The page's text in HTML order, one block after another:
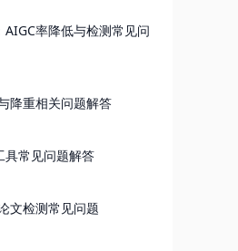
率降低与检测常见问
降重相关问题解答
具常见问题解答
文检测常见问题